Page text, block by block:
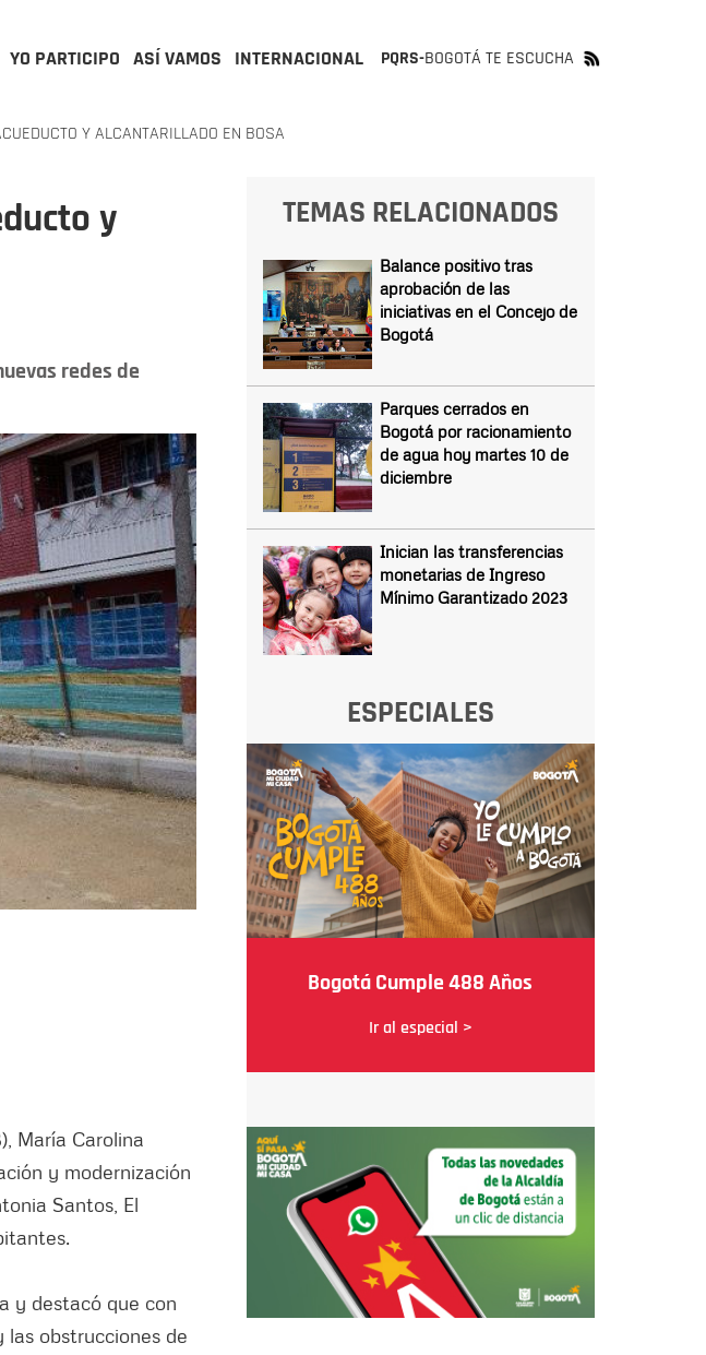
YO PARTICIPO ASÍ VAMOS INTERNACIONAL PQRS-BOGOTÁ TE ESCUCHA
Y ALCANTARILLADO EN BOSA
y
redes de
María Carolina
y modernización
Santos, El
y destacó que con
las obstrucciones de
TEMAS RELACIONADOS
Balance positivo tras
aprobación de las
iniciativas en el Concejo de
Bogotá
Parques cerrados en
Bogotá por racionamiento
de agua hoy martes 10 de
diciembre
Inician las transferencias
monetarias de Ingreso
Mínimo Garantizado 2023
ESPECIALES
Bogotá Cumple 488 Años
Ir al especial >